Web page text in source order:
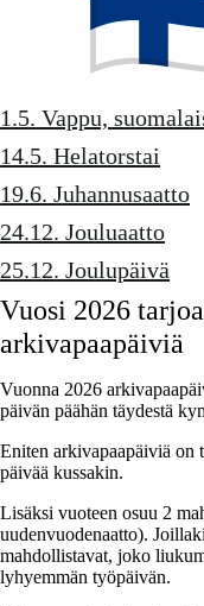
1.5. Vappu,
14.5. Helatorstai
19.6. Juhannusaatto
24.12. Jouluaatto
25.12. Joulupäivä
Vuosi 2026
arkivapaapäiviä
Vuonna 2026
päivän päähän täydestä
Eniten arkivapaapäiviä on
päivää kussakin.
Lisäksi vuoteen osuu 2
uudenvuodenaatto).
mahdollistavat, joko
lyhyemmän työpäivän.